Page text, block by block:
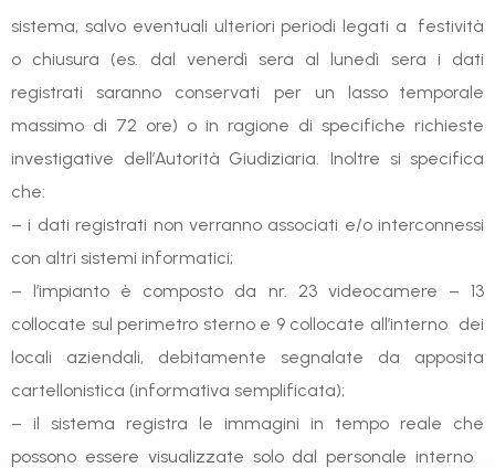
sistema, salvo eventuali ulteriori periodi legati a festività
o chiusura (es. dal venerdì sera al lunedì sera i dati
registrati saranno conservati per un lasso temporale
massimo di 72 ore) o in ragione di specifiche richieste
investigative dell’Autorità Giudiziaria. Inoltre si specifica
che:
– i dati registrati non verranno associati e/o interconnessi
con altri sistemi informatici;
– l’impianto è composto da nr. 23 videocamere – 13
collocate sul perimetro sterno e 9 collocate all’interno dei
locali aziendali, debitamente segnalate da apposita
cartellonistica (informativa semplificata);
– il sistema registra le immagini in tempo reale che
possono essere visualizzate solo dal personale interno